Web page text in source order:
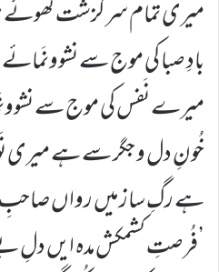
میری تمام سرگزشت کھوئے
بادِ صبا کی موج سے
میرے نَفس کی موج سے
خُونِ دل و جگر سے ہے میری
ہے رگِ ساز میں رواں صاحبِ
’فُرصتِ کشمکش مدہ ایں دلِ